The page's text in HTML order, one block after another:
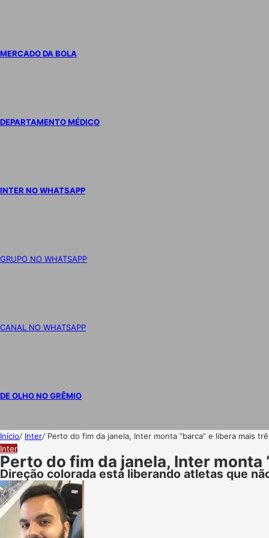
MERCADO DA BOLA
DEPARTAMENTO MÉDICO
INTER NO WHATSAPP
GRUPO NO WHATSAPP
CANAL NO WHATSAPP
DE OLHO NO GRÊMIO
Início/ Inter/ Perto do fim da janela, Inter monta “barca” e libera mais
Inter
Perto do fim da janela, Inter
Direção colorada está liberando atletas que